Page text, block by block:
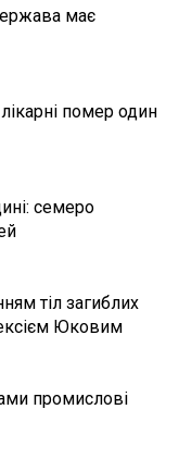
має
помер один
семеро
тіл загиблих
Юковим
промислові